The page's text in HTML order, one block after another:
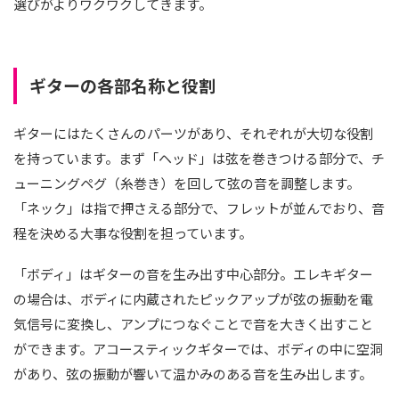
選びがよりワクワクしてきます。
ギターの各部名称と役割
ギターにはたくさんのパーツがあり、それぞれが大切な役割
を持っています。まず「ヘッド」は弦を巻きつける部分で、チ
ューニングペグ（糸巻き）を回して弦の音を調整します。
「ネック」は指で押さえる部分で、フレットが並んでおり、音
程を決める大事な役割を担っています。
「ボディ」はギターの音を生み出す中心部分。エレキギター
の場合は、ボディに内蔵されたピックアップが弦の振動を電
気信号に変換し、アンプにつなぐことで音を大きく出すこと
ができます。アコースティックギターでは、ボディの中に空洞
があり、弦の振動が響いて温かみのある音を生み出します。